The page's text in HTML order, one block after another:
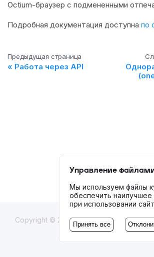
Octium-браузер с подмененными
Подробная документация доступна по
Предыдущая страница
Работа через API
Copyright © 2020-2026Octo Browser
Управление
Мы используем файлы
обеспечить наилучшее
при использовании
Принять все